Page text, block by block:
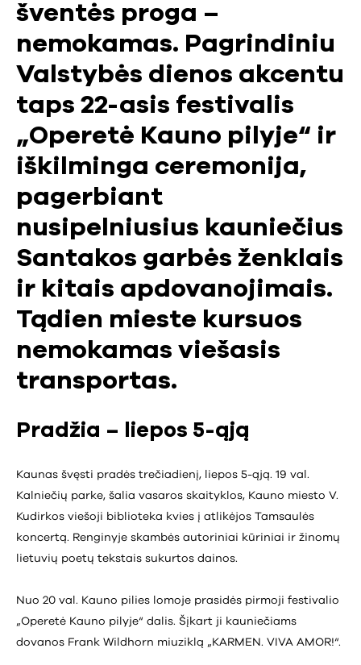
šventės proga –
nemokamas. Pagrindiniu
Valstybės dienos akcentu
taps 22-asis festivalis
„Operetė Kauno pilyje“ ir
iškilminga ceremonija,
pagerbiant
nusipelniusius kauniečius
Santakos garbės ženklais
ir kitais apdovanojimais.
Tądien mieste kursuos
nemokamas viešasis
transportas.
Pradžia – liepos 5-ąją
Kaunas švęsti pradės trečiadienį, liepos 5-ąją. 19 val.
Kalniečių parke, šalia vasaros skaityklos, Kauno miesto V.
Kudirkos viešoji biblioteka kvies į atlikėjos Tamsaulės
koncertą. Renginyje skambės autoriniai kūriniai ir žinomų
lietuvių poetų tekstais sukurtos dainos.
Nuo 20 val. Kauno pilies lomoje prasidės pirmoji festivalio
„Operetė Kauno pilyje“ dalis. Šįkart ji kauniečiams
dovanos Frank Wildhorn miuziklą „KARMEN. VIVA AMOR!“.